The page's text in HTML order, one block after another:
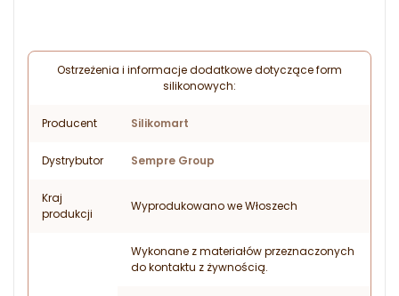
Ostrzeżenia i informacje dodatkowe dotyczące form
silikonowych:
Producent Silikomart
Dystrybutor Sempre Group
Kraj
produkcji
Wyprodukowano we Włoszech
Wykonane z materiałów przeznaczonych
do kontaktu z żywnością.